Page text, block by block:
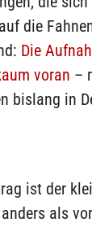
die
Die
voran –
bislang in
ist der
als